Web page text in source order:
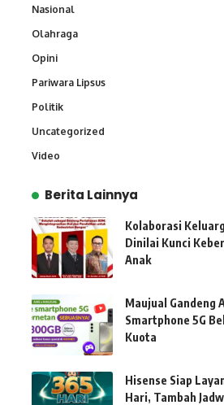
Nasional
Olahraga
Opini
Pariwara Lipsus
Politik
Uncategorized
Video
Berita Lainnya
Kolaborasi
Dinilai Kunci
Anak
Maujual Gandeng
Smartphone 5G
Kuota
Hisense Siap
Hari, Tambah